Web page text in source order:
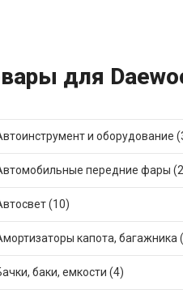
для
и оборудование
передние фары
(10)
капота, багажника
баки, емкости (4)